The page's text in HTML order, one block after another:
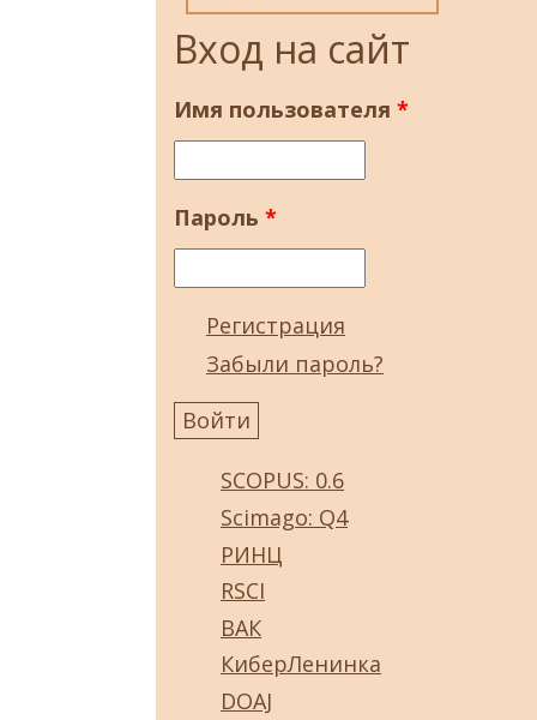
Вход на сайт
Имя пользователя *
Пароль *
Регистрация
Забыли пароль?
SCOPUS: 0.6
Scimago: Q4
РИНЦ
RSCI
ВАК
КиберЛенинка
DOAJ